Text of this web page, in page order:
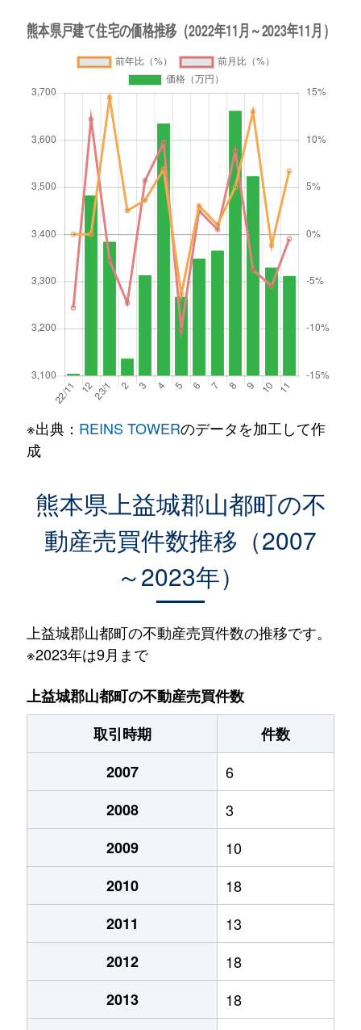
※出典： REINS TOWERのデータを加工して作
成
熊本県上益城郡山都町の不
動産売買件数推移（2007
～2023年）
上益城郡山都町の不動産売買件数の推移です。
※2023年は9月まで
上益城郡山都町の不動産売買件数
取引時期
件数
2007
6
2008
3
2009
10
2010
18
2011
13
2012
18
2013
18